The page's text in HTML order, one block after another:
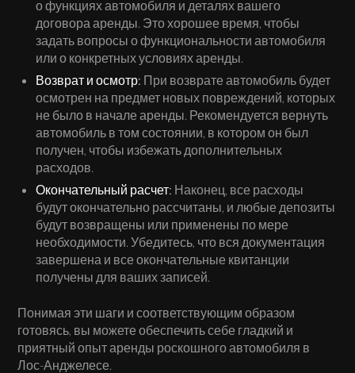
о функциях автомобиля и деталях вашего
договора аренды. Это хорошее время, чтобы
задать вопросы о функциональности автомобиля
или о конкретных условиях аренды.
Возврат и осмотр: При возврате автомобиль будет
осмотрен на предмет новых повреждений, которых
не было в начале аренды. Рекомендуется вернуть
автомобиль в том состоянии, в котором он был
получен, чтобы избежать дополнительных
расходов.
Окончательный расчет: Наконец, все расходы
будут окончательно рассчитаны, и любые депозиты
будут возвращены или применены по мере
необходимости. Убедитесь, что вся документация
завершена и все окончательные квитанции
получены для ваших записей.
Понимая эти шаги и соответствующим образом
готовясь, вы можете обеспечить себе гладкий и
приятный опыт аренды роскошного автомобиля в
Лос-Анджелесе.